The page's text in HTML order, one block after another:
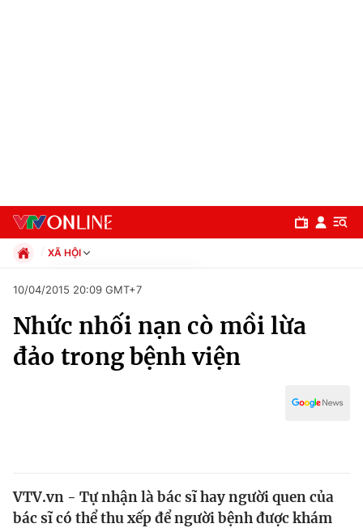
Chuyên mục
Chính trị
Y tế
XÃ HỘI
Xã hội
Pháp luật
Thể thao
Giáo dục
10/04/2015 20:09 GMT+7
Nhức nhối nạn cò mồi lừa
đảo trong bệnh viện
VTV.vn - Tự nhận là bác sĩ hay người quen của
bác sĩ có thể thu xếp để người bệnh được khám